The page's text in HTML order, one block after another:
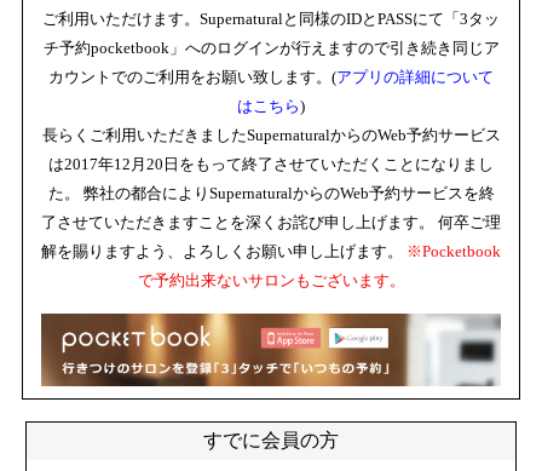
ご利用いただけます。Supernaturalと同様のIDとPASSにて「3タッ
チ予約pocketbook」へのログインが行えますので引き続き同じア
カウントでのご利用をお願い致します。(アプリの詳細について
はこちら)
長らくご利用いただきましたSupernaturalからのWeb予約サービス
は2017年12月20日をもって終了させていただくことになりまし
た。 弊社の都合によりSupernaturalからのWeb予約サービスを終
了させていただきますことを深くお詫び申し上げます。 何卒ご理
解を賜りますよう、よろしくお願い申し上げます。
※Pocketbook
で予約出来ないサロンもございます。
すでに会員の方